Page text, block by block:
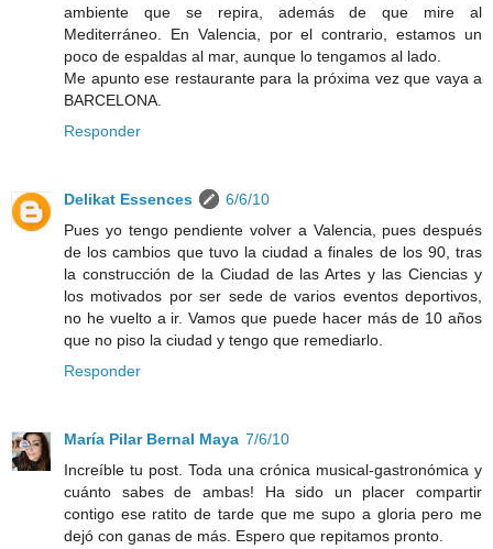
ambiente que se repira, además de que mire al
Mediterráneo. En Valencia, por el contrario, estamos un
poco de espaldas al mar, aunque lo tengamos al lado.
Me apunto ese restaurante para la próxima vez que vaya a
BARCELONA.
Responder
Delikat Essences
6/6/10
Pues yo tengo pendiente volver a Valencia, pues después
de los cambios que tuvo la ciudad a finales de los 90, tras
la construcción de la Ciudad de las Artes y las Ciencias y
los motivados por ser sede de varios eventos deportivos,
no he vuelto a ir. Vamos que puede hacer más de 10 años
que no piso la ciudad y tengo que remediarlo.
Responder
María Pilar Bernal Maya 7/6/10
Increíble tu post. Toda una crónica musical-gastronómica y
cuánto sabes de ambas! Ha sido un placer compartir
contigo ese ratito de tarde que me supo a gloria pero me
dejó con ganas de más. Espero que repitamos pronto.